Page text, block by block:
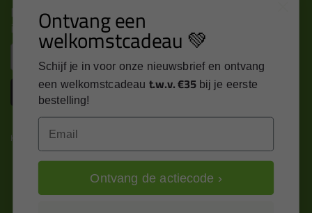
Nieuws, tips en exclusieve deals rechtstreeks in je
inbox
Inschrijven
Kitcentrum is trots op:
Ontvang een
welkomstcadeau 💚
Schijf je in voor onze nieuwsbrief en ontvang
een welkomstcadeau t.w.v. €35 bij je eerste
bestelling!
Email
Ontvang de actiecode ›